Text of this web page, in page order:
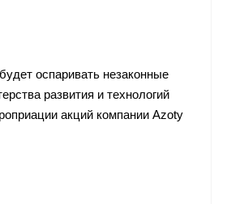
оспаривать незаконные
развития и технологий
акций компании Azoty